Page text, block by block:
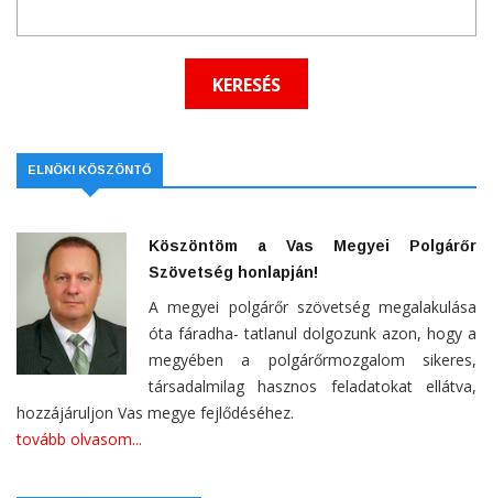
ELNÖKI KÖSZÖNTŐ
Köszöntöm a Vas Megyei Polgárőr
Szövetség honlapján!
A megyei polgárőr szövetség megalakulása
óta fáradha- tatlanul dolgozunk azon, hogy a
megyében a polgárőrmozgalom sikeres,
társadalmilag hasznos feladatokat ellátva,
hozzájáruljon Vas megye fejlődéséhez.
tovább olvasom...